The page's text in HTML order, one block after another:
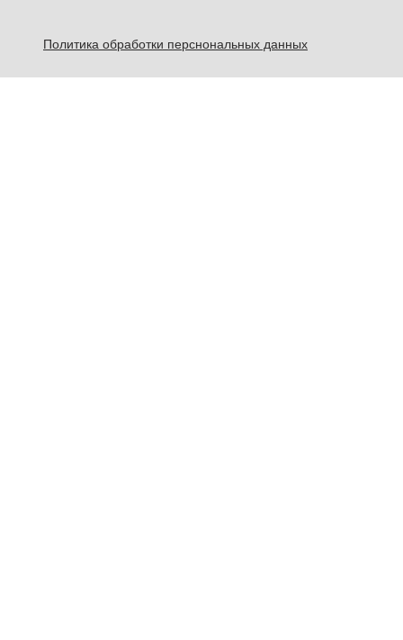
Политика обработки перснональных данных